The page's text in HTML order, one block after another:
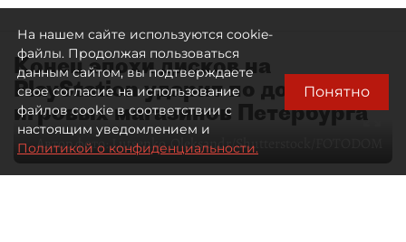
Конец эпохи дисков на
PlayStation ударит по доходам
игровых магазинов Петербурга
Автор фото:Lutsenko_Oleksandr/Shutterstock/FOTODOM
На нашем сайте используются cookie-
файлы. Продолжая пользоваться
данным сайтом, вы подтверждаете
свое согласие на использование
файлов cookie в соответствии с
настоящим уведомлением и
Политикой о конфиденциальности.
Понятно